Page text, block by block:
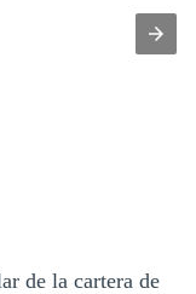
de la cartera de